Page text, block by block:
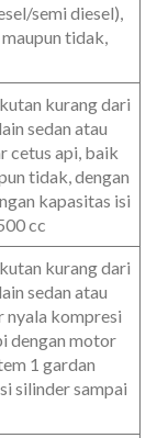
semi diesel),
tidak,
kurang dari
sedan atau
cetus api, baik
tidak, dengan
kapasitas isi
cc
kurang dari
sedan atau
nyala kompresi
dengan motor
1 gardan
silinder sampai